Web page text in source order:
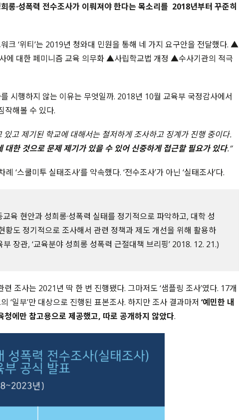
롱·성폭력 전수조사가 이뤄져야 한다는 목소리를 2018년부터 꾸준히
크 ‘위티’는 2019년 청와대 민원을 통해 네 가지 요구안을 전달했다. ▲
에 대한 페미니즘 교육 의무화▲사립학교법 개정 ▲수사기관의 적극
시행하지 않는 이유는 무엇일까. 2018년 10월 교육부 국정감사에서
작해볼 수 있다.
고 제기된 학교에 대해서는 철저하게 조사하고 징계가 진행 중이다.
대한 것으로 문제 제기가 있을 수 있어 신중하게 접근할 필요가 있다.”
례 ‘스쿨미투 실태조사’를 약속했다. ‘전수조사’가 아닌 ‘실태조사’다.
교육 현안과 성희롱·성폭력 실태를 정기적으로 파악하고, 대학 성
황도 정기적으로 조사해서 관련 정책과 제도 개선을 위해 활용하
장관, ‘교육분야 성희롱 성폭력 근절대책 브리핑’ 2018. 12. 21.)
련 조사는 2021년 딱 한 번 진행됐다. 그마저도 ‘샘플링 조사’였다. 17개
‘일부’만 대상으로 진행된 표본조사. 하지만 조사 결과마저 ‘예민한 내
청에만 참고용으로 제공했고, 따로 공개하지 않았다.